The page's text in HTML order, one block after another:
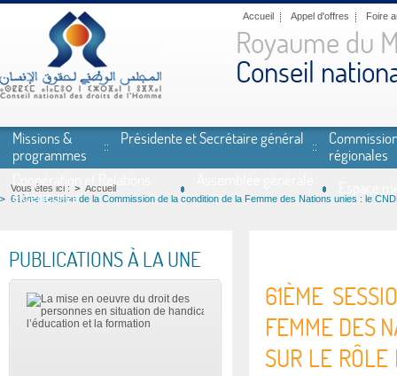
Aller au contenu principal
Accueil Appel d'offres Foire
Royaume du
Conseil
Missions &
programmes
Présidente et Secrétaire général
régionales
Coopération et Relations
extérieures
Vous êtes ici :
Accueil
61ème session de la Commission de la condition de la Femme des Nations unies : le
PUBLICATIONS À LA UNE
61ÈME
FEMME DES
SUR LE RÔLE